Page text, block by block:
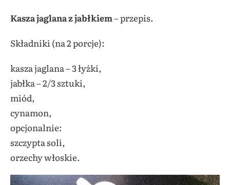
Kasza jaglana z jabłkiem– przepis.
Składniki (na 2 porcje):
kasza jaglana – 3 łyżki,
jabłka – 2/3 sztuki,
miód,
cynamon,
opcjonalnie:
szczypta soli,
orzechy włoskie.